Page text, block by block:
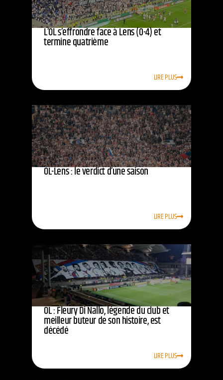
L’OL s’effrondre face à Lens (0-4) et
termine quatrième
LIRE PLUS
OL-Lens : le verdict d’une saison
LIRE PLUS
OL : Fleury Di Nallo, légende du club et
meilleur buteur de son histoire, est
décédé
LIRE PLUS